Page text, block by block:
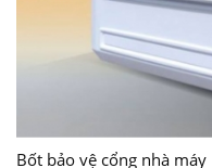
Bốt bảo vệ cổng nhà máy